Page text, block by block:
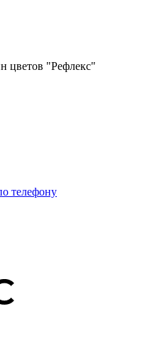
цветов "Рефлекс"
телефону